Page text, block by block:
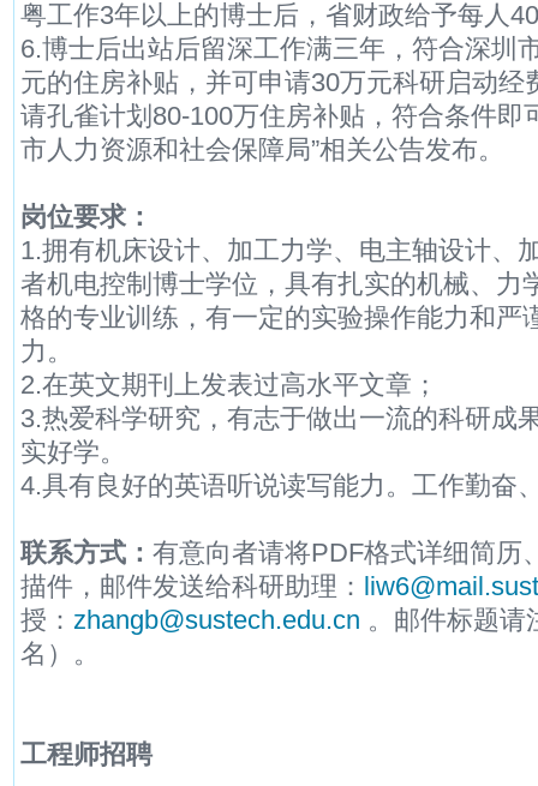
粤工作3年以上的博士后，省财政给予每人
6.博士后出站后留深工作满三年，符合深圳
元的住房补贴，并可申请30万元科研启动
请孔雀计划80-100万住房补贴，符合条件即
市人力资源和社会保障局”相关公告发布。
岗位要求：
1.拥有机床设计、加工力学、电主轴设计、
者机电控制博士学位，具有扎实的机械、力
格的专业训练，有一定的实验操作能力和严
力。
2.在英文期刊上发表过高水平文章；
3.热爱科学研究，有志于做出一流的科研成
实好学。
4.具有良好的英语听说读写能力。工作勤奋
联系方式： 有意向者请将PDF格式详细简历
描件，邮件发送给科研助理：
授： zhangb@sustech.edu.cn 。邮件标题请
名）。
工程师招聘